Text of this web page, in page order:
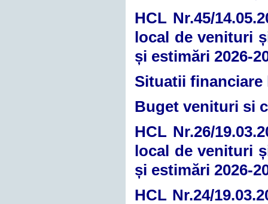
HCL Nr.45/
local de venituri
și estimări 2026-
Situatii financiare
Buget venituri si
HCL Nr.26/
local de venituri
și estimări 2026-
HCL Nr.24/